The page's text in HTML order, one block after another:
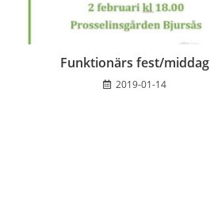
Funktionärs fest/middag
2019-01-14